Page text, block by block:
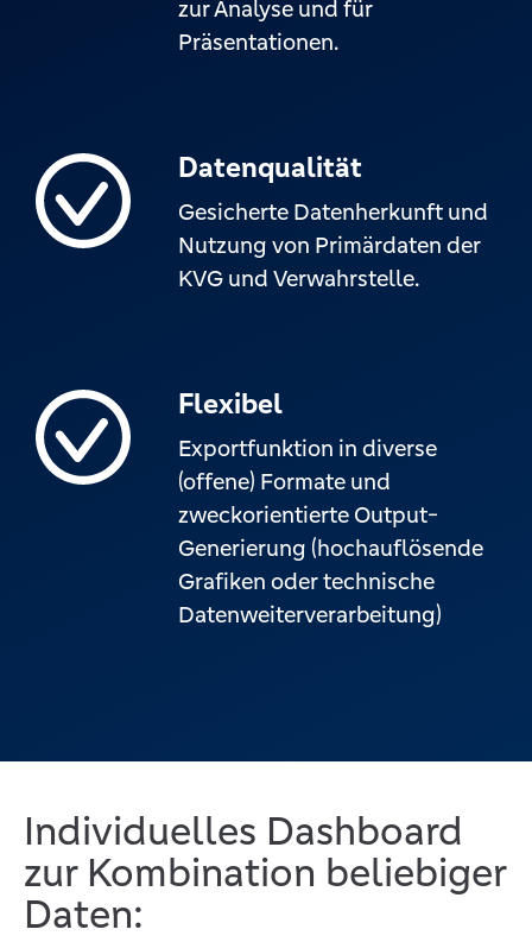
zur Analyse und für
Präsentationen.
Datenqualität
Gesicherte Datenherkunft und
Nutzung von Primärdaten der
KVG und Verwahrstelle.
Flexibel
Exportfunktion in diverse
(offene) Formate und
zweckorientierte Output-
Generierung (hochauflösende
Grafiken oder technische
Datenweiterverarbeitung)
Individuelles Dashboard
zur Kombination beliebiger
Daten: